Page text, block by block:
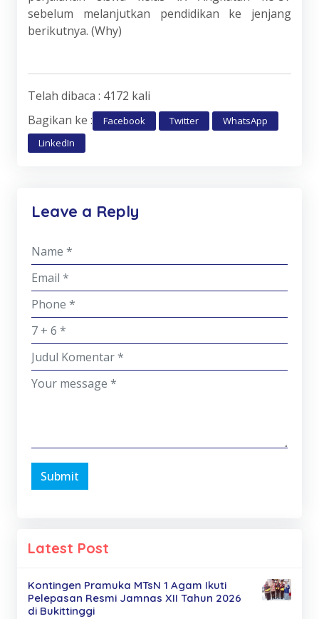
sebelum melanjutkan pendidikan ke jenjang
berikutnya. (Why)
Telah dibaca : 4172 kali
Bagikan ke :
Facebook Twitter
WhatsApp
LinkedIn
Leave a Reply
Submit
Latest Post
Kontingen Pramuka MTsN 1 Agam Ikuti
Pelepasan Resmi Jamnas XII Tahun 2026
di Bukittinggi